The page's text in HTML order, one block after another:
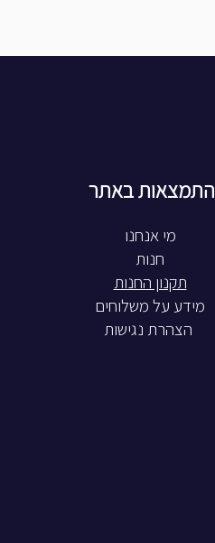
התמצאות באתר
חנות
תקנון החנות
מידע על משלוחים